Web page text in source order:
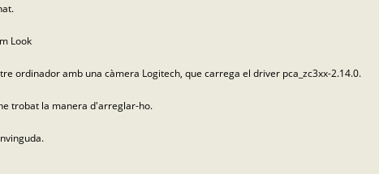
Look
ordinador amb una càmera Logitech, que carrega el driver pca_zc3xx-2.14.0.
trobat la manera d'arreglar-ho.